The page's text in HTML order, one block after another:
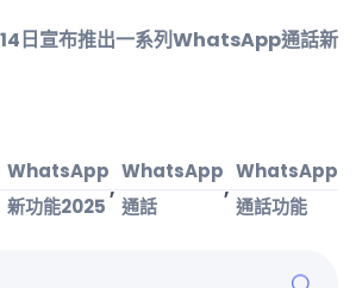
日宣布推出一系列WhatsApp通話新
WhatsApp
新功能2025
,
WhatsApp
通話
,
WhatsApp
通話功能